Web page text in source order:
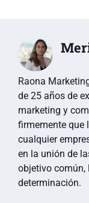
Raona
de 25 años de
marketing y
firmemente que
cualquier
en la unión de
objetivo común,
determinación.